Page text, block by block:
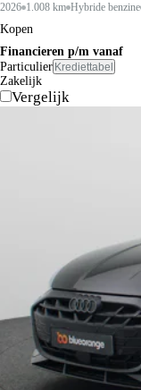
2026 1.008 km Hybride benzine
Kopen
Financieren p/m vanaf
Particulier Krediettabel
Zakelijk
Vergelijk